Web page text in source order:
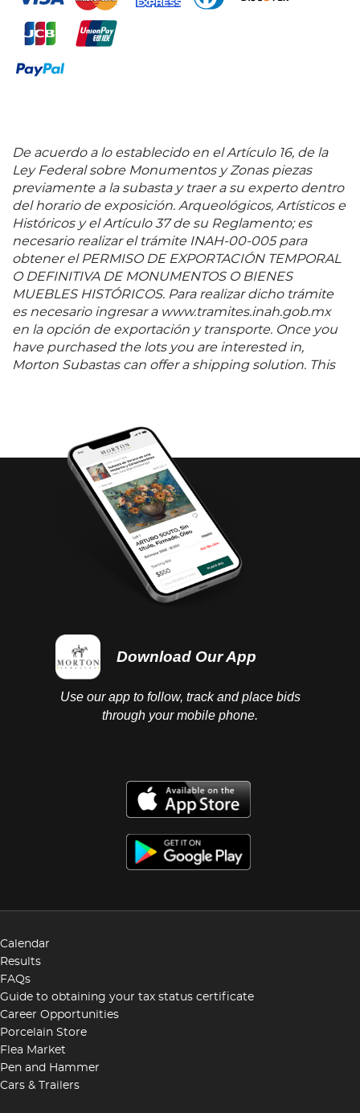
sujeto, logrando retratar los bellos paisajes de
nuestro país con una pincelada personal que deja
ver su sensibilidad e intuición. Fuentes consultadas:
GARCÍA PONCE, Juan.
Murales.
Clausell y los ecos del impresionismo en México.
México. Museo Nacional de Arte. 1995, pág. 65 y
MOYSSÉN, Xavier.
Joaquín Clausell. Introducción al
estudio de su obra.
México. UNAM. 1992, pp. 7 y 29. 50 x 75.5 cm
De acuerdo a lo establecido en el Artículo 16, de la
Ley Federal sobre Monumentos y Zonas piezas
previamente a la subasta y traer a su experto dentro
del horario de exposición. Arqueológicos, Artísticos e
Históricos y el Artículo 37 de su Reglamento; es
necesario realizar el trámite INAH-00-005 para
obtener el PERMISO DE EXPORTACIÓN TEMPORAL
O DEFINITIVA DE MONUMENTOS O BIENES
MUEBLES HISTÓRICOS. Para realizar dicho trámite
es necesario ingresar a www.tramites.inah.gob.mx
en la opción de exportación y transporte. Once you
have purchased the lots you are interested in,
Morton Subastas can offer a shipping solution. This
Download Our App
Use our app to follow, track and place bids
through your mobile phone.
Calendar
Results
FAQs
Guide to obtaining your tax status certificate
Career Opportunities
Porcelain Store
Flea Market
Pen and Hammer
Cars & Trailers